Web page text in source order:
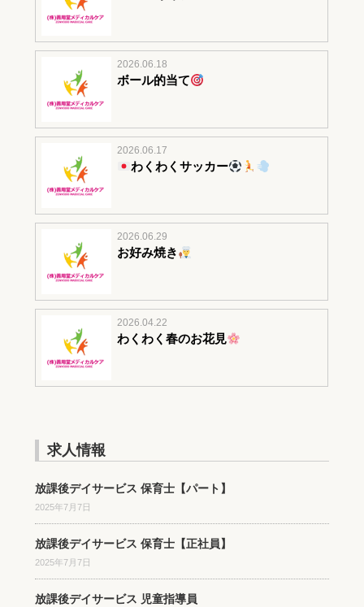
2026.06.18
ボール的当て
2026.06.17
わくわくサッカー
2026.06.29
お好み焼き
2026.04.22
わくわく春のお花見
求人情報
放課後デイサービス 保育士【パート】
2025年7月7日
放課後デイサービス 保育士【正社員】
2025年7月7日
放課後デイサービス 児童指導員